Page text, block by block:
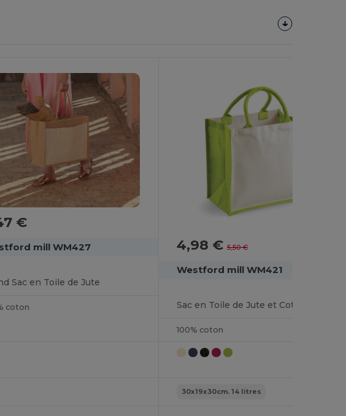
€
mill WM427
Sac en Toile de Jute
coton
4,98 €5,50 €
Westford mill WM421
Sac en Toile de Jute et Coton
100% coton
30x19x30cm. 14 litres